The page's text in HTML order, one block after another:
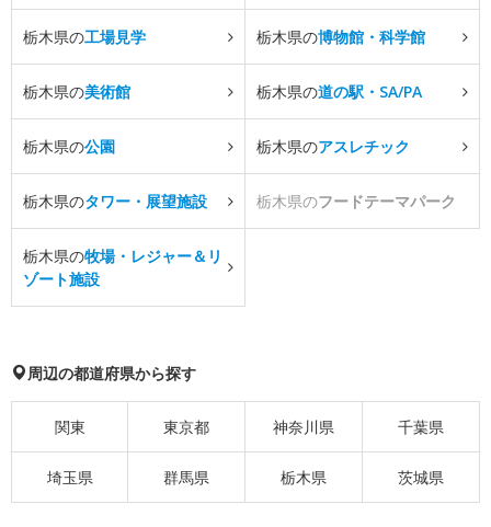
栃木県の工場見学 栃木県の博物館・科学館
栃木県の美術館 栃木県の道の駅・SA/PA
栃木県の公園 栃木県のアスレチック
栃木県のタワー・展望施設 栃木県のフードテーマパーク
栃木県の牧場・レジャー＆リ
ゾート施設
周辺の都道府県から探す
関東 東京都 神奈川県 千葉県
埼玉県 群馬県 栃木県 茨城県